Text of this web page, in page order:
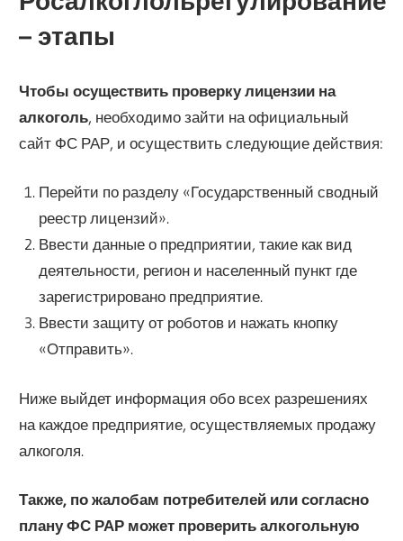
– этапы
Чтобы осуществить проверку лицензии на
алкоголь, необходимо зайти на официальный
сайт ФС РАР, и осуществить следующие действия:
Перейти по разделу «Государственный сводный
реестр лицензий».
Ввести данные о предприятии, такие как вид
деятельности, регион и населенный пункт где
зарегистрировано предприятие.
Ввести защиту от роботов и нажать кнопку
«Отправить».
Ниже выйдет информация обо всех разрешениях
на каждое предприятие, осуществляемых продажу
алкоголя.
Также, по жалобам потребителей или согласно
плану ФС РАР может проверить алкогольную